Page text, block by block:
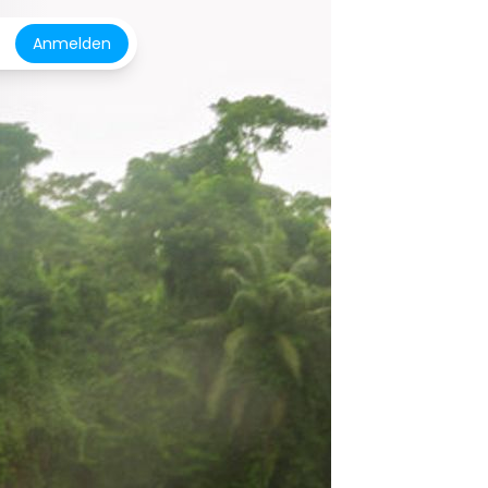
Anmelden